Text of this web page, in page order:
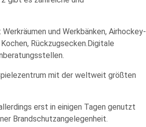
und Werkbänken, Airhockey-
Rückzugsecken.Digitale
mit der weltweit größten
erst in einigen Tagen genutzt
Brandschutzangelegenheit.